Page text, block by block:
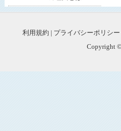
利用規約 | プライバシーポリシー
Copyright